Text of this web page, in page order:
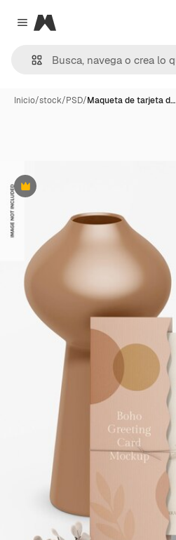
Close menu
Magnific
Inicio/stock/PSD/Maqueta de tarjeta d…
Premium